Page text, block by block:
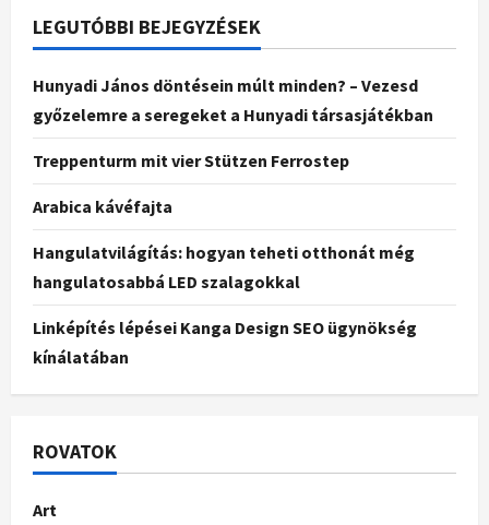
LEGUTÓBBI BEJEGYZÉSEK
Hunyadi János döntésein múlt minden? – Vezesd
győzelemre a seregeket a Hunyadi társasjátékban
Treppenturm mit vier Stützen Ferrostep
Arabica kávéfajta
Hangulatvilágítás: hogyan teheti otthonát még
hangulatosabbá LED szalagokkal
Linképítés lépései Kanga Design SEO ügynökség
kínálatában
ROVATOK
Art